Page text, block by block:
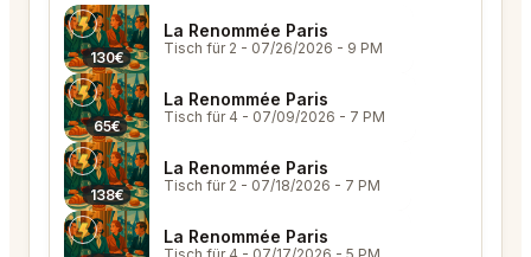
130€
La Renommée Paris
Tisch für 2 - 07/26/2026 - 9 PM
65€
La Renommée Paris
Tisch für 4 - 07/09/2026 - 7 PM
138€
La Renommée Paris
Tisch für 2 - 07/18/2026 - 7 PM
La Renommée Paris